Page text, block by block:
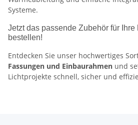
Systeme.
Jetzt das passende Zubehör für
bestellen!
Entdecken Sie unser hochwertiges
Fassungen und Einbaurahmen und
Lichtprojekte schnell, sicher und